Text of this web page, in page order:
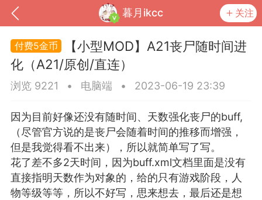
暮月ikcc 关注
我的钱包 道具 排行榜
5金币
【小型MOD】A21丧尸随时间进
化（A21/原创/直连）
浏览 9221 • 电脑端 • 2023-06-19 23:39
因为目前好像还没有随时间、天数强化丧尸的buff,
（尽管官方说的是丧尸会随着时间的推移而增强，
但是我觉得看不出来），所以就简单写了写。
花了差不多2天时间，因为buff.xml文档里面是没有
直接指明天数作为对象的，给的只有游戏阶段，人
物等级等等，所以不好写，思来想去，最后还是想